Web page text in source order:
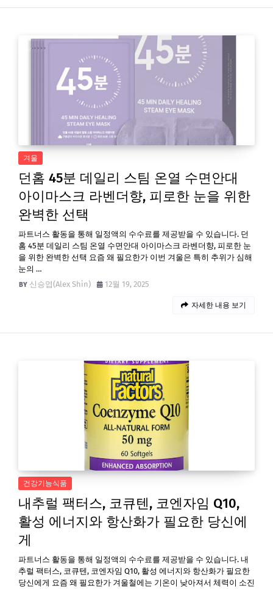
겨울
던홈 45분 데일리 스팀 온열 수면안대
아이마스크 라벤더향, 피로한 눈을 위한
완벽한 선택
파트너스 활동을 통해 일정액의 수수료를 제공받을 수 있습니다. 던
홈 45분 데일리 스팀 온열 수면안대 아이마스크 라벤더향, 피로한 눈
을 위한 완벽한 선택 요즘 왜 필요한가 이번 겨울은 특히 추위가 심해
눈의 …
신승엽(Alex Shin)
12월 19, 2025
자세한 내용 보기
건강기능식품
내추럴 팩터스, 코큐텐, 코엔자임 Q10,
활성 에너지와 항산화가 필요한 당신에
게
파트너스 활동을 통해 일정액의 수수료를 제공받을 수 있습니다. 내
추럴 팩터스, 코큐텐, 코엔자임 Q10, 활성 에너지와 항산화가 필요한
당신에게 요즘 왜 필요한가 겨울철에는 기온이 낮아져서 체력이 소진